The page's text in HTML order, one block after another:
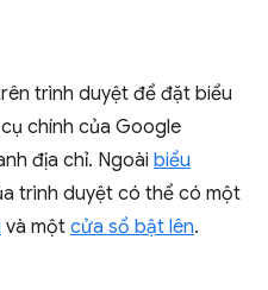
trình duyệt để đặt biểu
chính của Google
địa chỉ. Ngoài biểu
trình duyệt có thể có một
và một cửa sổ bật lên.